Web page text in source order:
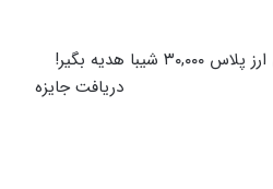
هدیه بگیر!
دریافت جایزه